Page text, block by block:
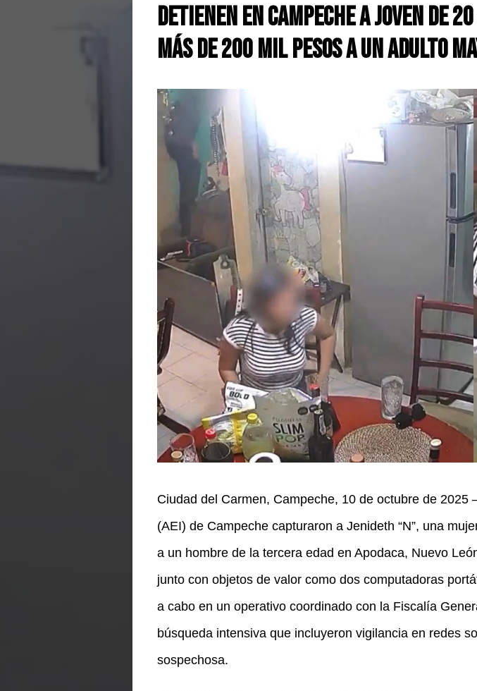
Detienen en Campeche a Joven de
Más de 200 Mil Pesos a un Adulto
Ciudad del Carmen, Campeche, 10 de octubre de
(AEI) de Campeche capturaron a Jenideth “N”, una
a un hombre de la tercera edad en Apodaca, Nuevo
junto con objetos de valor como dos computadoras
a cabo en un operativo coordinado con la Fiscalía
búsqueda intensiva que incluyeron vigilancia en redes
sospechosa.